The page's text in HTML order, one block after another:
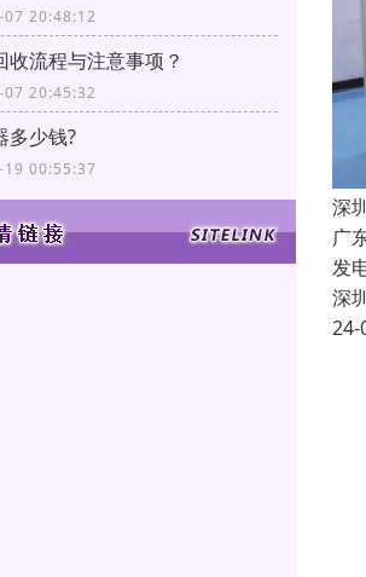
20:48:12
流程与注意事项？
20:45:32
多少钱?
00:55:37
深
广
发
深
24-